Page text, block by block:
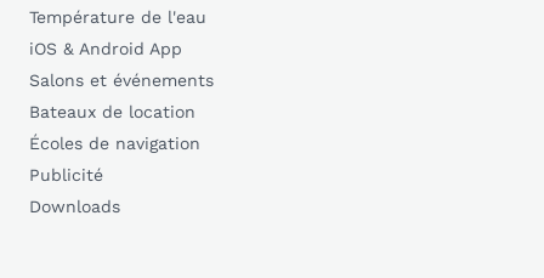
Température de l'eau
iOS & Android App
Salons et événements
Bateaux de location
Écoles de navigation
Publicité
Downloads